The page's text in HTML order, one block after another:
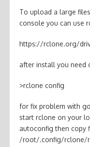
To upload a large
console you can use
https://rclone.org/
after install you need
>rclone config
for fix problem with
start rclone on your
autoconfig then copy
/root/.config/rclone/